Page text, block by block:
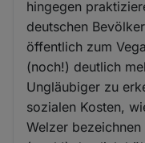
hingegen
deutschen
öffentlich zum
(noch!) deutlich
Ungläubiger zu
sozialen Kosten,
Welzer